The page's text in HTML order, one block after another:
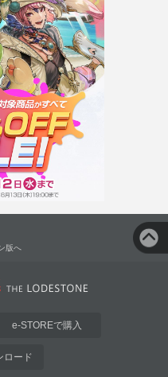
版へ
e-STOREで購入
ロード